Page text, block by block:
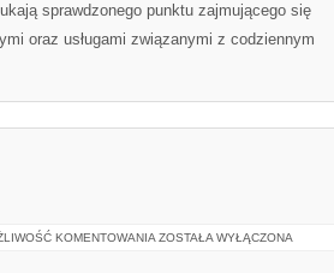
sprawdzonego punktu zajmującego się
oraz usługami związanymi z codziennym
KOMENTOWANIA SPOŁECZEŃSTWO
ZOSTAŁA WYŁĄCZONA